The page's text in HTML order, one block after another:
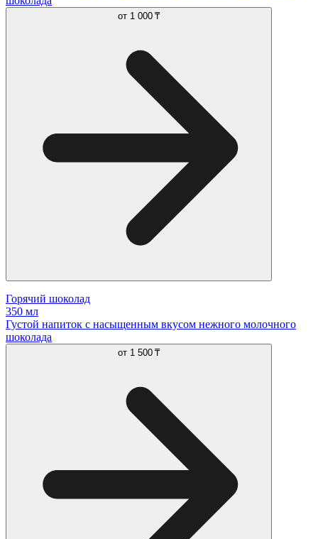
от 1 000 ₸
Горячий шоколад
350 мл
Густой напиток с насыщенным вкусом нежного молочного
шоколада
от 1 500 ₸